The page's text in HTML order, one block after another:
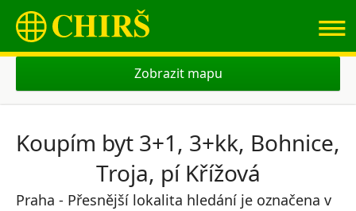
≡
Zobrazit mapu
Koupím byt 3+1, 3+kk, Bohnice,
Troja, pí Křížová
Praha - Přesnější lokalita hledání je označena v